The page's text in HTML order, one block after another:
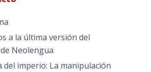
a la última versión del
Neolengua
del imperio: La manipulación